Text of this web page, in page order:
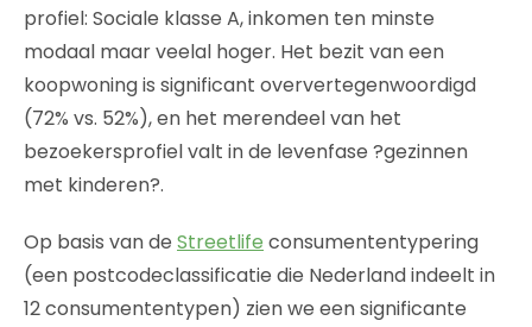
profiel: Sociale klasse A, inkomen ten minste
modaal maar veelal hoger. Het bezit van een
koopwoning is significant oververtegenwoordigd
(72% vs. 52%), en het merendeel van het
bezoekersprofiel valt in de levenfase ?gezinnen
met kinderen?.
Op basis van de Streetlife consumententypering
(een postcodeclassificatie die Nederland indeelt in
12 consumententypen) zien we een significante